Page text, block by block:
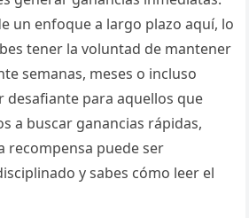
un enfoque a largo plazo aquí, lo
tener la voluntad de mantener
semanas, meses o incluso
desafiante para aquellos que
a buscar ganancias rápidas,
recompensa puede ser
y sabes cómo leer el